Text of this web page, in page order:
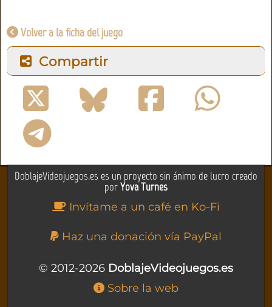
Volver a la ficha del juego
Compartir
DoblajeVideojuegos.es es un proyecto sin ánimo de lucro creado
porYova Turnes
Invítame a un café en Ko-Fi
Haz una donación vía PayPal
© 2012-2026 DoblajeVideojuegos.es
Sobre la web